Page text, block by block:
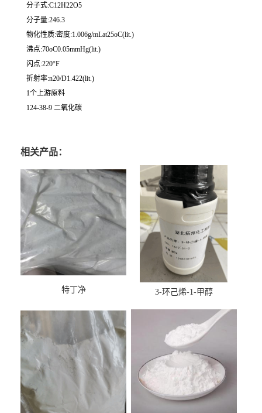
分子式:C12H22O5
分子量:246.3
物化性质:密度:1.006g/mLat25oC(lit.)
沸点:70oC0.05mmHg(lit.)
闪点:220°F
折射率:n20/D1.422(lit.)
1个上游原料
124-38-9 二氧化碳
相关产品：
特丁净 3-环己烯-1-甲醇